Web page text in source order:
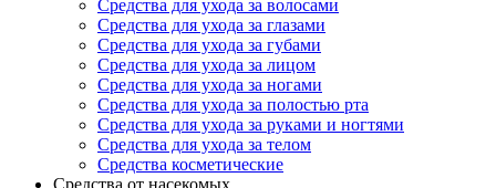
Средства для ухода за волосами
Средства для ухода за глазами
Средства для ухода за губами
Средства для ухода за лицом
Средства для ухода за ногами
Средства для ухода за полостью рта
Средства для ухода за руками и ногтями
Средства для ухода за телом
Средства косметические
Средства от насекомых